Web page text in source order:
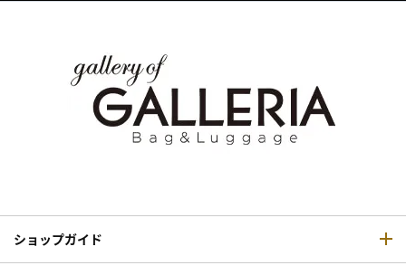
ショップガイド